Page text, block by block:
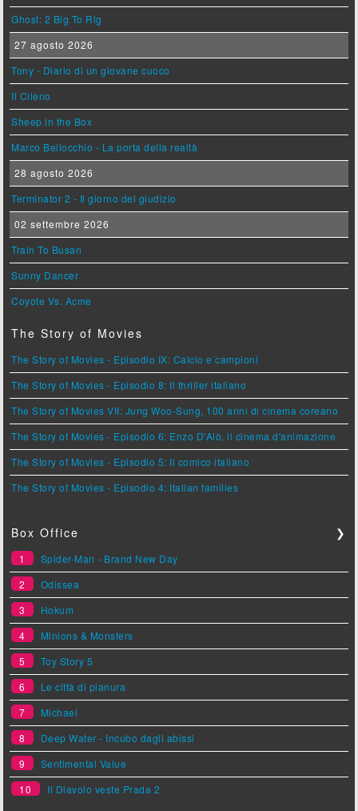
Ghost: 2 Big To Rig
27 agosto 2026
Tony - Diario di un giovane cuoco
Il Cileno
Sheep in the Box
Marco Bellocchio - La porta della realtà
28 agosto 2026
Terminator 2 - Il giorno del giudizio
02 settembre 2026
Train To Busan
Sunny Dancer
Coyote Vs. Acme
The Story of Movies
The Story of Movies - Episodio IX: Calcio e campioni
The Story of Movies - Episodio 8: Il thriller italiano
The Story of Movies VII: Jung Woo-Sung, 100 anni di cinema coreano
The Story of Movies - Episodio 6: Enzo D'Alò, il cinema d'animazione
The Story of Movies - Episodio 5: Il comico italiano
The Story of Movies - Episodio 4: Italian families
Box Office ❯
1
Spider-Man - Brand New Day
2
Odissea
3
Hokum
4
Minions & Monsters
5
Toy Story 5
6
Le città di pianura
7
Michael
8
Deep Water - Incubo dagli abissi
9
Sentimental Value
10
Il Diavolo veste Prada 2